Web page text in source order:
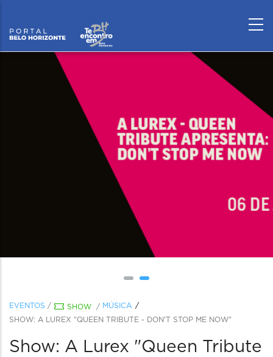
EVENTOS / SHOW / MÚSICA
SHOW: A LUREX "QUEEN TRIBUTE - DON'T STOP ME NOW"
Show: A Lurex "Queen Tribute